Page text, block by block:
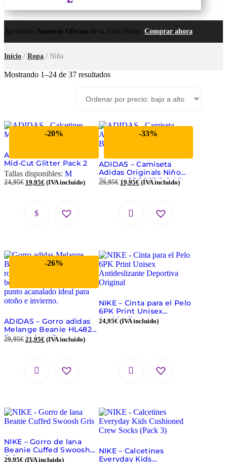
Aprovecha Nuestras Ofertas de la Zona Outlet. Comprar ahora
Inicio / Ropa / Niña
Mostrando 1–24 de 37 resultados
-20%
ADIDAS – Calcetines
Mid-Cut Glitter Pack 2
Tallas disponibles: M
24,95€ 19,95€ (IVA incluido)
-33%
ADIDAS – Camiseta
Adidas Originals Niño
Blanca GD2865 5-6 Años
29,95€ 19,95€ (IVA incluido)
-26%
ADIDAS – Gorro adidas
Melange Beanie HL4826
Rosa Unisex Punto
Acanalado Invierno
29,95€ 21,95€ (IVA incluido)
NIKE – Cinta para el Pelo
6PK Print Unisex
Antideslizante
Deportiva Original
24,95€ (IVA incluido)
NIKE – Gorro de lana
Beanie Cuffed Swoosh
Gris
29,95€ (IVA incluido)
NIKE – Calcetines
Everyday Kids